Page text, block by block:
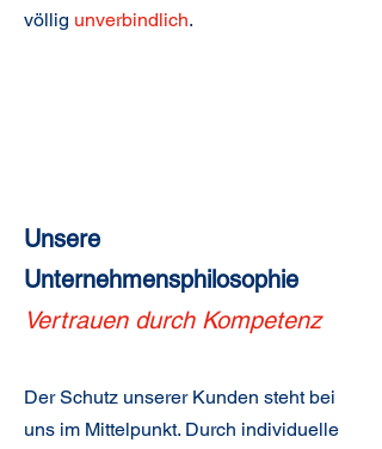
völlig unverbindlich.
Unsere
Unternehmensphilosophie
Vertrauen durch Kompetenz
Der Schutz unserer Kunden steht bei
uns im Mittelpunkt. Durch individuelle